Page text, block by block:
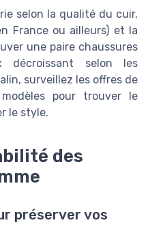
selon la qualité du cuir,
France ou ailleurs) et la
une paire chaussures
selon les
surveillez les offres de
pour trouver le
le style.
des
préserver vos